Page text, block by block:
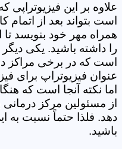
علاوه بر این فیزیوتراپی
است بتواند بعد از اتمام
همراه مهر خود بنویسد تا
را داشته باشید. یکی
است که در برخی مراکز
عنوان فیزیوتراپ برای
اما نکته آنجا است که
از مسئولین مرکز
دهد. فلذا حتماً نسبت به
باشید.